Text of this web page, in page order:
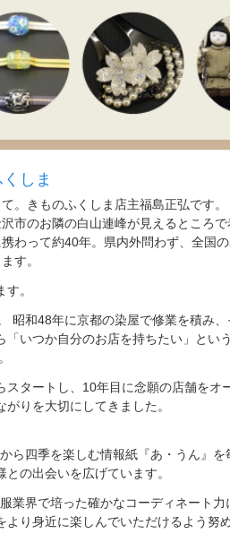
しま
。きものふくしま店主福島正弘です。
市のお隣の白山連峰が見えるところで
わって約40年。県内外問わず、全国
す。
。
昭和48年に京都の染屋で修業を積み
「いつか自分のお店を持ちたい」とい
スタートし、10年目に念願の店舗をオ
りを大切にしてきました。
ら四季を楽しむ情報紙『あ・うん』
の出会いを広げています。
業界で培った確かなコーディネート
り身近に楽しんでいただけるよう努